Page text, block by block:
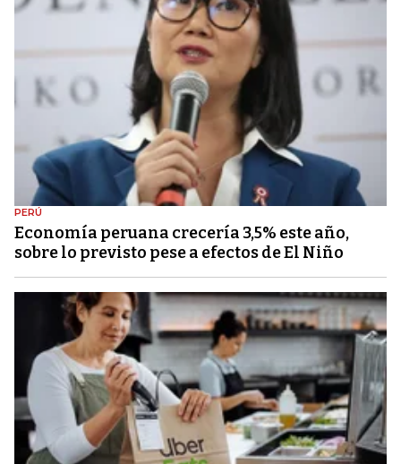
PERÚ
Economía peruana crecería 3,5% este año,
sobre lo previsto pese a efectos de El Niño